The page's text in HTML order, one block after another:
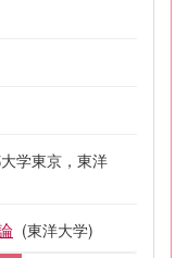
学東京，東洋
(東洋大学)